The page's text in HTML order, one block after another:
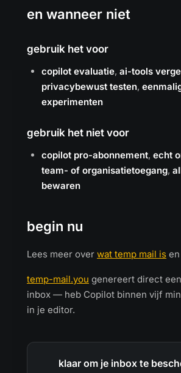
en wanneer niet
gebruik het voor
copilot evaluatie, ai-tools
privacybewust testen,
experimenten
gebruik het niet voor
copilot pro-abonnement, echt
team- of organisatietoegang,
bewaren
begin nu
Lees meer over wat temp mail is en
temp-mail.you genereert direct
inbox — heb Copilot binnen vijf
in je editor.
klaar om je inbox te